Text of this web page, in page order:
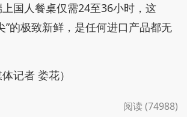
国人餐桌仅需24至36小时，这
”的极致新鲜，是任何进口产品都无
体记者 娄花）
阅读 (74988)